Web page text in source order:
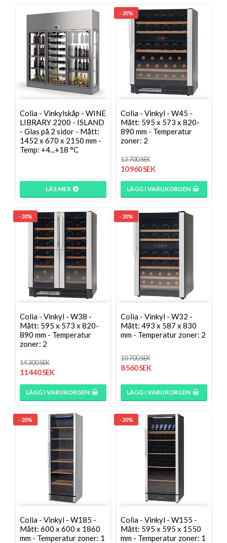
Colia - Vinkylskåp - WINE
LIBRARY 2200 - ISLAND
- Glas på 2 sidor - Mått:
1452 x 670 x 2150 mm -
Temp: +4...+18 °C
LÄS MER
- 20%
Colia - Vinkyl - W45 -
Mått: 595 x 573 x 820-
890 mm - Temperatur
zoner: 2
13 700 SEK
10 960 SEK
LÄGG I VARUKORGEN
- 20%
Colia - Vinkyl - W38 -
Mått: 595 x 573 x 820-
890 mm - Temperatur
zoner: 2
14 300 SEK
11 440 SEK
LÄGG I VARUKORGEN
- 20%
Colia - Vinkyl - W32 -
Mått: 493 x 587 x 830
mm - Temperatur zoner: 2
10 700 SEK
8 560 SEK
LÄGG I VARUKORGEN
- 20%
Colia - Vinkyl - W185 -
Mått: 600 x 600 x 1860
mm - Temperatur zoner: 1
- 20%
Colia - Vinkyl - W155 -
Mått: 595 x 595 x 1550
mm - Temperatur zoner: 1